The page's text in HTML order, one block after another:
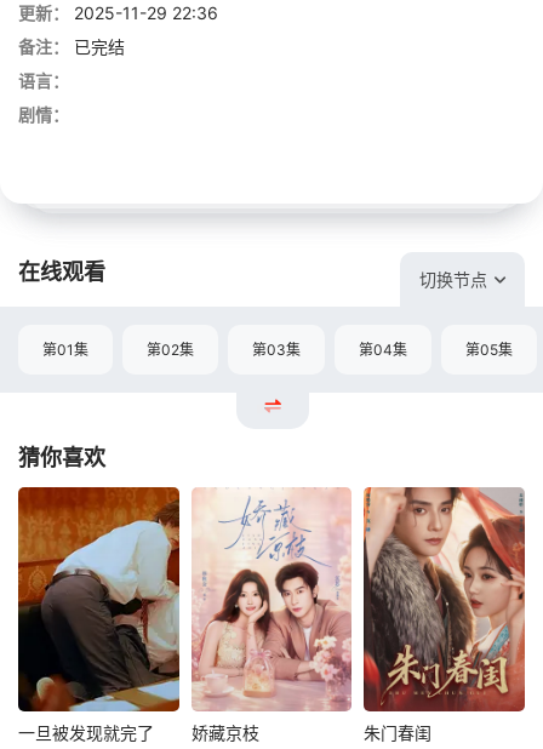
更新：
2025-11-29 22:36
备注：
已完结
语言：
剧情：
在线观看 切换节点
第01集 第02集 第03集 第04集 第05集
猜你喜欢
一旦被发现就完了 娇藏京枝 朱门春闺